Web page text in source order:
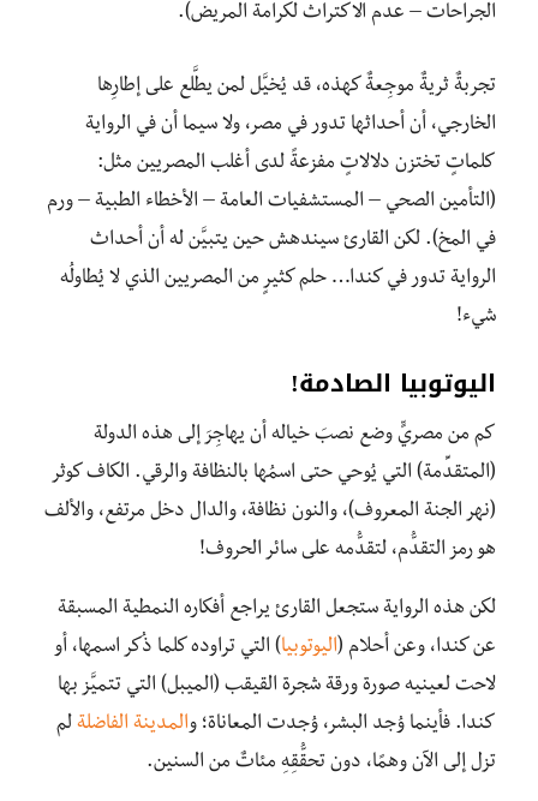
الجراحات – عدم الاكتراث لكرامة المريض).
تجربةٌ ثريةٌ موجِعةٌ كهذه، قد يُخيَّل لمن يطَّلع على إطارِها
الخارجي، أن أحداثها تدور في مصر، ولا سيما أن في الرواية
كلماتٍ تختزن دلالاتٍ مفزعةً لدى أغلب المصريين مثل:
(التأمين الصحي – المستشفيات العامة – الأخطاء الطبية – ورم
في المخ). لكن القارئ سيندهش حين يتبيَّن له أن أحداث
الرواية تدور في كندا… حلم كثيرٍ من المصريين الذي لا يُطاولُه
شيء!
اليوتوبيا الصادمة!
كم من مصريٍّ وضع نصبَ خياله أن يهاجِرَ إلى هذه الدولة
(المتقدِّمة) التي يُوحي حتى اسمُها بالنظافة والرقي. الكاف كوثر
(نهر الجنة المعروف)، والنون نظافة، والدال دخل مرتفع، والألف
هو رمز التقدُّم، لتقدُّمه على سائر الحروف!
لكن هذه الرواية ستجعل القارئ يراجع أفكاره النمطية المسبقة
عن كندا، وعن أحلام (اليوتوبيا) التي تراوده كلما ذُكر اسمها، أو
لاحت لعينيه صورة ورقة شجرة القيقب (الميبل) التي تتميَّز بها
كندا. فأينما وُجد البشر، وُجدت المعاناة؛ والمدينة الفاضلة لم
تزل إلى الآن وهمًا، دون تحقُّقِهِ مئاتٌ من السنين.